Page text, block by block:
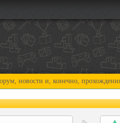
и, конечно, прохождения!